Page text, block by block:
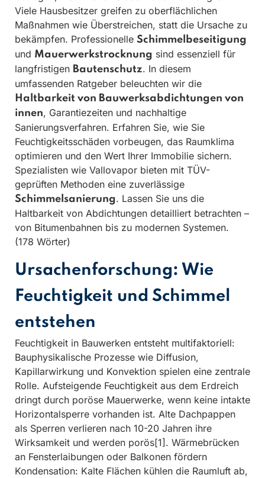
Viele Hausbesitzer greifen zu oberflächlichen
Maßnahmen wie Überstreichen, statt die Ursache zu
bekämpfen. Professionelle Schimmelbeseitigung
und Mauerwerkstrocknung sind essenziell für
langfristigen Bautenschutz. In diesem
umfassenden Ratgeber beleuchten wir die
Haltbarkeit von Bauwerksabdichtungen von
innen, Garantiezeiten und nachhaltige
Sanierungsverfahren. Erfahren Sie, wie Sie
Feuchtigkeitsschäden vorbeugen, das Raumklima
optimieren und den Wert Ihrer Immobilie sichern.
Spezialisten wie Vallovapor bieten mit TÜV-
geprüften Methoden eine zuverlässige
Schimmelsanierung. Lassen Sie uns die
Haltbarkeit von Abdichtungen detailliert betrachten –
von Bitumenbahnen bis zu modernen Systemen.
(178 Wörter)
Ursachenforschung: Wie
Feuchtigkeit und Schimmel
entstehen
Feuchtigkeit in Bauwerken entsteht multifaktoriell:
Bauphysikalische Prozesse wie Diffusion,
Kapillarwirkung und Konvektion spielen eine zentrale
Rolle. Aufsteigende Feuchtigkeit aus dem Erdreich
dringt durch poröse Mauerwerke, wenn keine intakte
Horizontalsperre vorhanden ist. Alte Dachpappen
als Sperren verlieren nach 10-20 Jahren ihre
Wirksamkeit und werden porös[1]. Wärmebrücken
an Fensterlaibungen oder Balkonen fördern
Kondensation: Kalte Flächen kühlen die Raumluft ab,